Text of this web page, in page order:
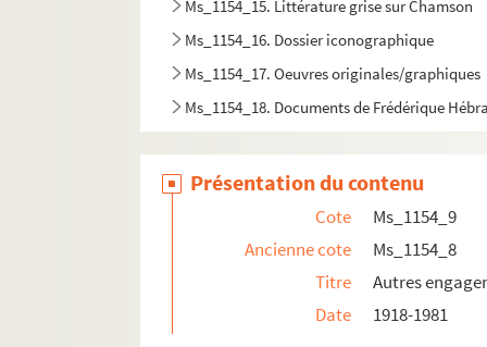
Ms_1154_15. Littérature grise sur Chamson
Ms_1154_16. Dossier iconographique
Ms_1154_17. Oeuvres originales/graphiques
Ms_1154_18. Documents de Frédérique
Présentation du contenu
Cote
Ms_1154_9
Ancienne cote
Ms_1154_8
Titre
Autres
Date
1918-1981